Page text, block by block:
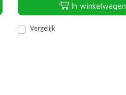
In winkelwagen
Vergelijk